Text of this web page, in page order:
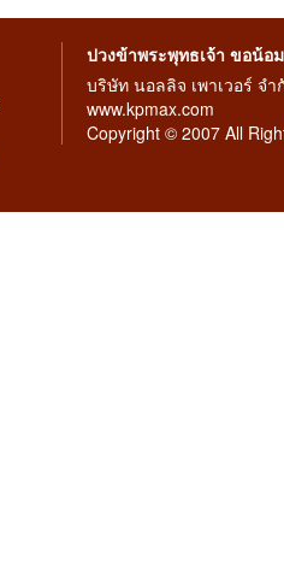
ปวงข้าพระพุทธเจ้า ขอน้
บริษัท นอลลิจ เพาเวอร์ จำ
www.kpmax.com
Copyright © 2007 All